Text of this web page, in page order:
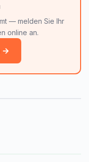
— melden Sie Ihr
online an.
→